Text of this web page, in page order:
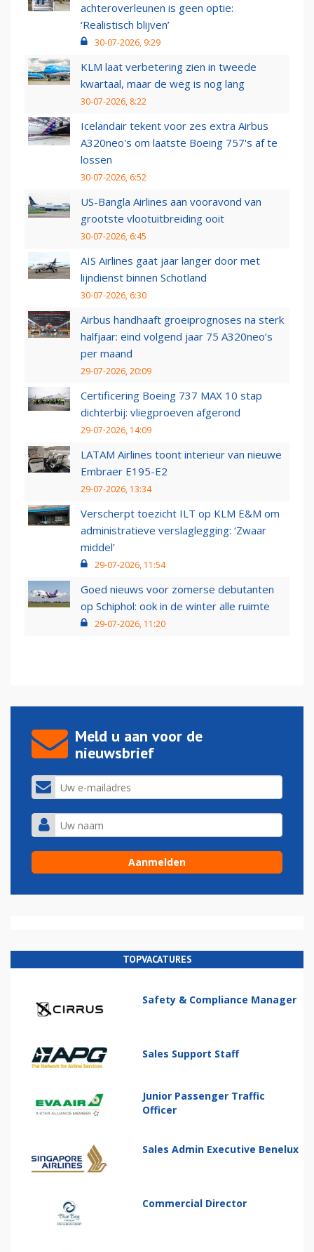
achteroverleunen is geen optie:
‘Realistisch blijven’
30-07-2026, 9:29
KLM laat verbetering zien in tweede
kwartaal, maar de weg is nog lang
30-07-2026, 8:22
Icelandair tekent voor zes extra Airbus
A320neo's om laatste Boeing 757's af te
lossen
30-07-2026, 6:52
US-Bangla Airlines aan vooravond van
grootste vlootuitbreiding ooit
30-07-2026, 6:45
AIS Airlines gaat jaar langer door met
lijndienst binnen Schotland
30-07-2026, 6:30
Airbus handhaaft groeiprognoses na sterk
halfjaar: eind volgend jaar 75 A320neo’s
per maand
29-07-2026, 20:09
Certificering Boeing 737 MAX 10 stap
dichterbij: vliegproeven afgerond
29-07-2026, 14:09
LATAM Airlines toont interieur van nieuwe
Embraer E195-E2
29-07-2026, 13:34
Verscherpt toezicht ILT op KLM E&M om
administratieve verslaglegging: ‘Zwaar
middel’
29-07-2026, 11:54
Goed nieuws voor zomerse debutanten
op Schiphol: ook in de winter alle ruimte
29-07-2026, 11:20
Meld u aan voor de
nieuwsbrief
TOPVACATURES
Safety & Compliance Manager
Sales Support Staff
Junior Passenger Traffic
Officer
Sales Admin Executive Benelux
Commercial Director